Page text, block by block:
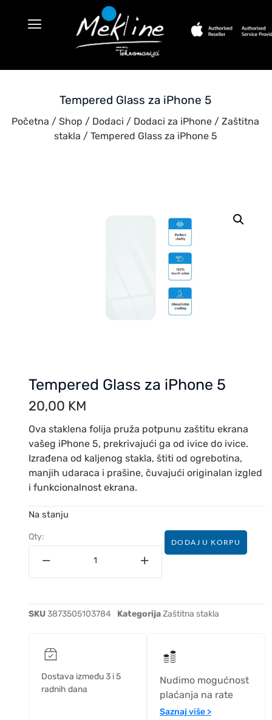
Tempered Glass za iPhone 5
Početna / Shop / Dodaci / Dodaci za iPhone / Zaštitna
stakla / Tempered Glass za iPhone 5
Tempered Glass za iPhone 5
20,00 KM
Ova staklena folija pruža potpunu zaštitu ekrana
vašeg iPhone 5, prekrivajući ga od ivice do ivice.
Izrađena od kaljenog stakla, štiti od ogrebotina,
manjih udaraca i prašine, čuvajući originalan izgled
i funkcionalnost ekrana.
Na stanju
Qty:
DODAJ U KORPU
SKU3873505103784 KategorijaZaštitna stakla
Dostava između 3 i 5
radnih dana
Nudimo mogućnost
plaćanja na rate
Saznaj više >